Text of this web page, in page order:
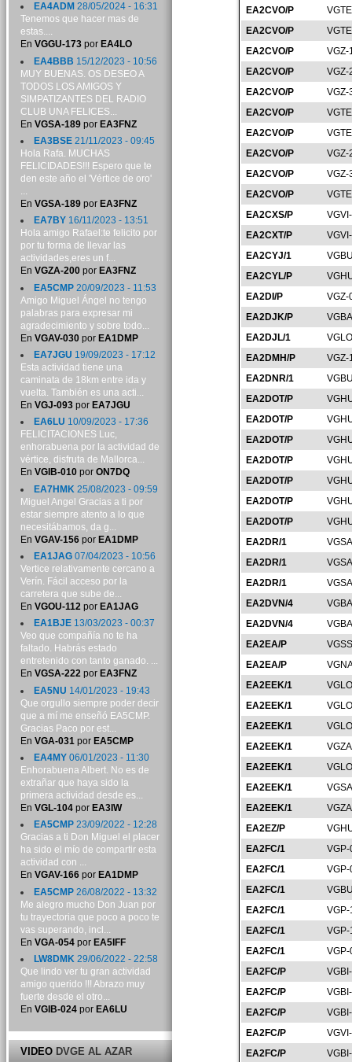
EA2CVO/P
EA2CVO/P
EA2CVO/P
VGZ-
EA2CVO/P
VGZ-
EA2CVO/P
VGZ-
EA2CVO/P
EA2CVO/P
EA2CVO/P
VGZ-
EA2CVO/P
VGZ-
EA2CVO/P
EA2CXS/P
EA2CXT/P
EA2CYJ/1
EA2CYL/P
EA2DI/P
VGZ-
EA2DJK/P
EA2DJL/1
EA2DMH/P
VGZ-
EA2DNR/1
EA2DOT/P
EA2DOT/P
EA2DOT/P
EA2DOT/P
EA2DOT/P
EA2DOT/P
EA2DOT/P
EA2DR/1
EA2DR/1
EA2DR/1
EA2DVN/4
EA2DVN/4
EA2EA/P
EA2EA/P
EA2EEK/1
EA2EEK/1
EA2EEK/1
EA2EEK/1
EA2EEK/1
EA2EEK/1
EA2EEK/1
EA2EZ/P
EA2FC/1
EA2FC/1
EA2FC/1
EA2FC/1
EA2FC/1
VGP-
EA2FC/1
EA2FC/P
EA2FC/P
EA2FC/P
EA2FC/P
EA2FC/P
EA4ADM 28/05/2024 - 16:31
Tenemos que hacer mas de
estas....
En VGGU-173por EA4LO
EA4BBB 15/12/2023 - 10:56
MUY BUENAS. OS DESEO A
TODOS LOS AMIGOS Y
SIMPATIZANTES DEL RADIO
CLUB UNA FELICES...
En VGSA-189por EA3FNZ
EA3BSE21/11/2023 - 09:45
Hola Rafa. MUCHAS
FELICIDADES!!! Espero que te
den este año el 'Vértice de oro'
...
En VGSA-189por EA3FNZ
EA7BY16/11/2023 - 13:51
Hola amigo Rafael:te felicito por
por tu forma de llevar las
actividades,eres un f...
En VGZA-200por EA3FNZ
EA5CMP20/09/2023 - 11:53
Amigo Miguel Ángel no tengo
palabras para expresar mi
agradecimiento y sobre todo...
En VGAV-030por EA1DMP
EA7JGU 19/09/2023 - 17:12
Esta actividad tiene una
caminata de 18km entre ida y
vuelta. También es una acti...
En VGJ-093por EA7JGU
EA6LU 10/09/2023 - 17:36
FELICITACIONES Luc,
enhorabuena por la actividad de
vértice, disfruta de Mallorca...
En VGIB-010por ON7DQ
EA7HMK 25/08/2023 - 09:59
Miguel Angel Gracias a ti por
estar siempre atento a lo que
necesitábamos, da g...
En VGAV-156por EA1DMP
EA1JAG07/04/2023 - 10:56
Vertice relativamente cercano a
Verín. Fácil acceso por la
carretera que sube de...
En VGOU-112por EA1JAG
EA1BJE13/03/2023 - 00:37
Veo que compañía no te ha
faltado. Habrás estado
entretenido con tanto ganado. ...
En VGSA-222por EA3FNZ
EA5NU 14/01/2023 - 19:43
Que orgullo siempre poder decir
que a mí me enseñó EA5CMP.
Gracias Paco por est...
En VGA-031 por EA5CMP
EA4MY06/01/2023 - 11:30
Enhorabuena Albert. No es de
extrañar que haya sido la
primera actividad desde es...
En VGL-104por EA3IW
EA5CMP23/09/2022 - 12:28
Gracias a ti Don Miguel el placer
ha sido el mío de compartir esta
actividad con ...
En VGAV-166por EA1DMP
EA5CMP26/08/2022 - 13:32
Me alegro mucho Don Juan por
tu trayectoria que poco a poco te
vas superando, incl...
En VGA-054por EA5IFF
LW8DMK29/06/2022 - 22:58
Que lindo ver tu gran actividad
amigo querido !!! Abrazo muy
fuerte desde el otro...
En VGIB-024por EA6LU
VIDEODVGE AL AZAR